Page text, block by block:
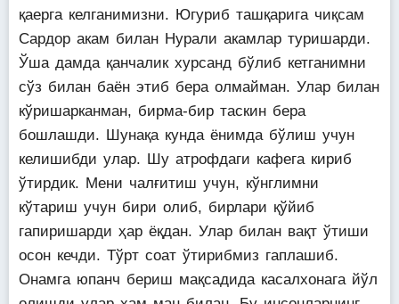
қаерга келганимизни. Югуриб ташқарига чиқсам
Сардор акам билан Нурали акамлар туришарди.
Ўша дамда қанчалик хурсанд бўлиб кетганимни
сўз билан баён этиб бера олмайман. Улар билан
кўришарканман, бирма-бир таскин бера
бошлашди. Шунақа кунда ёнимда бўлиш учун
келишибди улар. Шу атрофдаги кафега кириб
ўтирдик. Мени чалғитиш учун, кўнглимни
кўтариш учун бири олиб, бирлари қўйиб
гапиришарди ҳар ёқдан. Улар билан вақт ўтиши
осон кечди. Тўрт соат ўтирибмиз гаплашиб.
Онамга юпанч бериш мақсадида касалхонага йўл